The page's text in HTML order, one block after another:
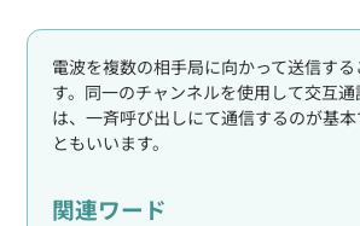
電波を複数の相手局に向かって送信す
す。同一のチャンネルを使用して交互
は、一斉呼び出しにて通信するのが基
ともいいます。
関連ワード